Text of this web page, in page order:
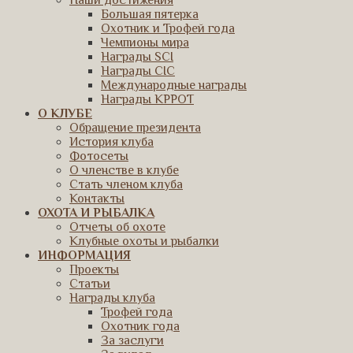
Большая пятерка
Охотник и Трофей года
Чемпионы мира
Награды SCI
Награды CIC
Международные награды
Награды КРРОТ
О КЛУБЕ
Обращение президента
История клуба
Фотосеты
О членстве в клубе
Стать членом клуба
Контакты
ОХОТА И РЫБАЛКА
Отчеты об охоте
Клубные охоты и рыбалки
ИНФОРМАЦИЯ
Проекты
Статьи
Награды клуба
Трофей года
Охотник года
За заслуги